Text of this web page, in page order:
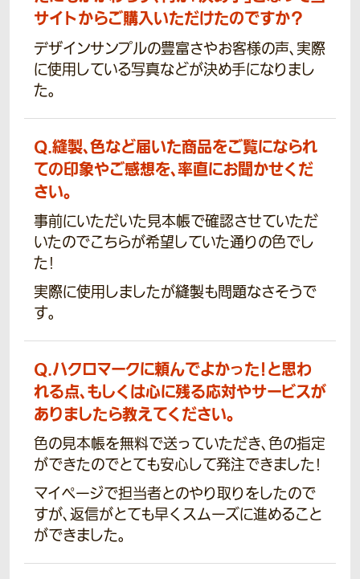
サイトからご購入いただけたのですか？
デザインサンプルの豊富さやお客様の声、実際
に使用している写真などが決め手になりまし
た。
Q.縫製、色など届いた商品をご覧になられ
ての印象やご感想を、率直にお聞かせくだ
さい。
事前にいただいた見本帳で確認させていただ
いたのでこちらが希望していた通りの色でし
た!
実際に使用しましたが縫製も問題なさそうで
す。
Q.ハクロマークに頼んでよかった！と思わ
れる点、もしくは心に残る応対やサービスが
ありましたら教えてください。
色の見本帳を無料で送っていただき、色の指定
ができたのでとても安心して発注できました!
マイページで担当者とのやり取りをしたので
すが、返信がとても早くスムーズに進めること
ができました。